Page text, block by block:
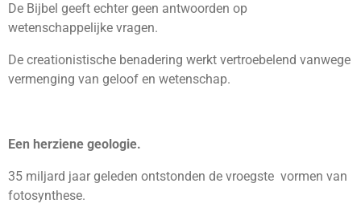
De Bijbel geeft echter geen antwoorden op
wetenschappelijke vragen.
De creationistische benadering werkt vertroebelend vanwege
vermenging van geloof en wetenschap.
Een herziene geologie.
35 miljard jaar geleden ontstonden de vroegste vormen van
fotosynthese.